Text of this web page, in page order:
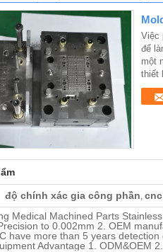
Việc
để
một
thiết
độ chính xác gia công phần,
Medical Machined Parts
to 0.002mm 2. OEM
have more than 5 years
Advantage 1. ODM&OEM